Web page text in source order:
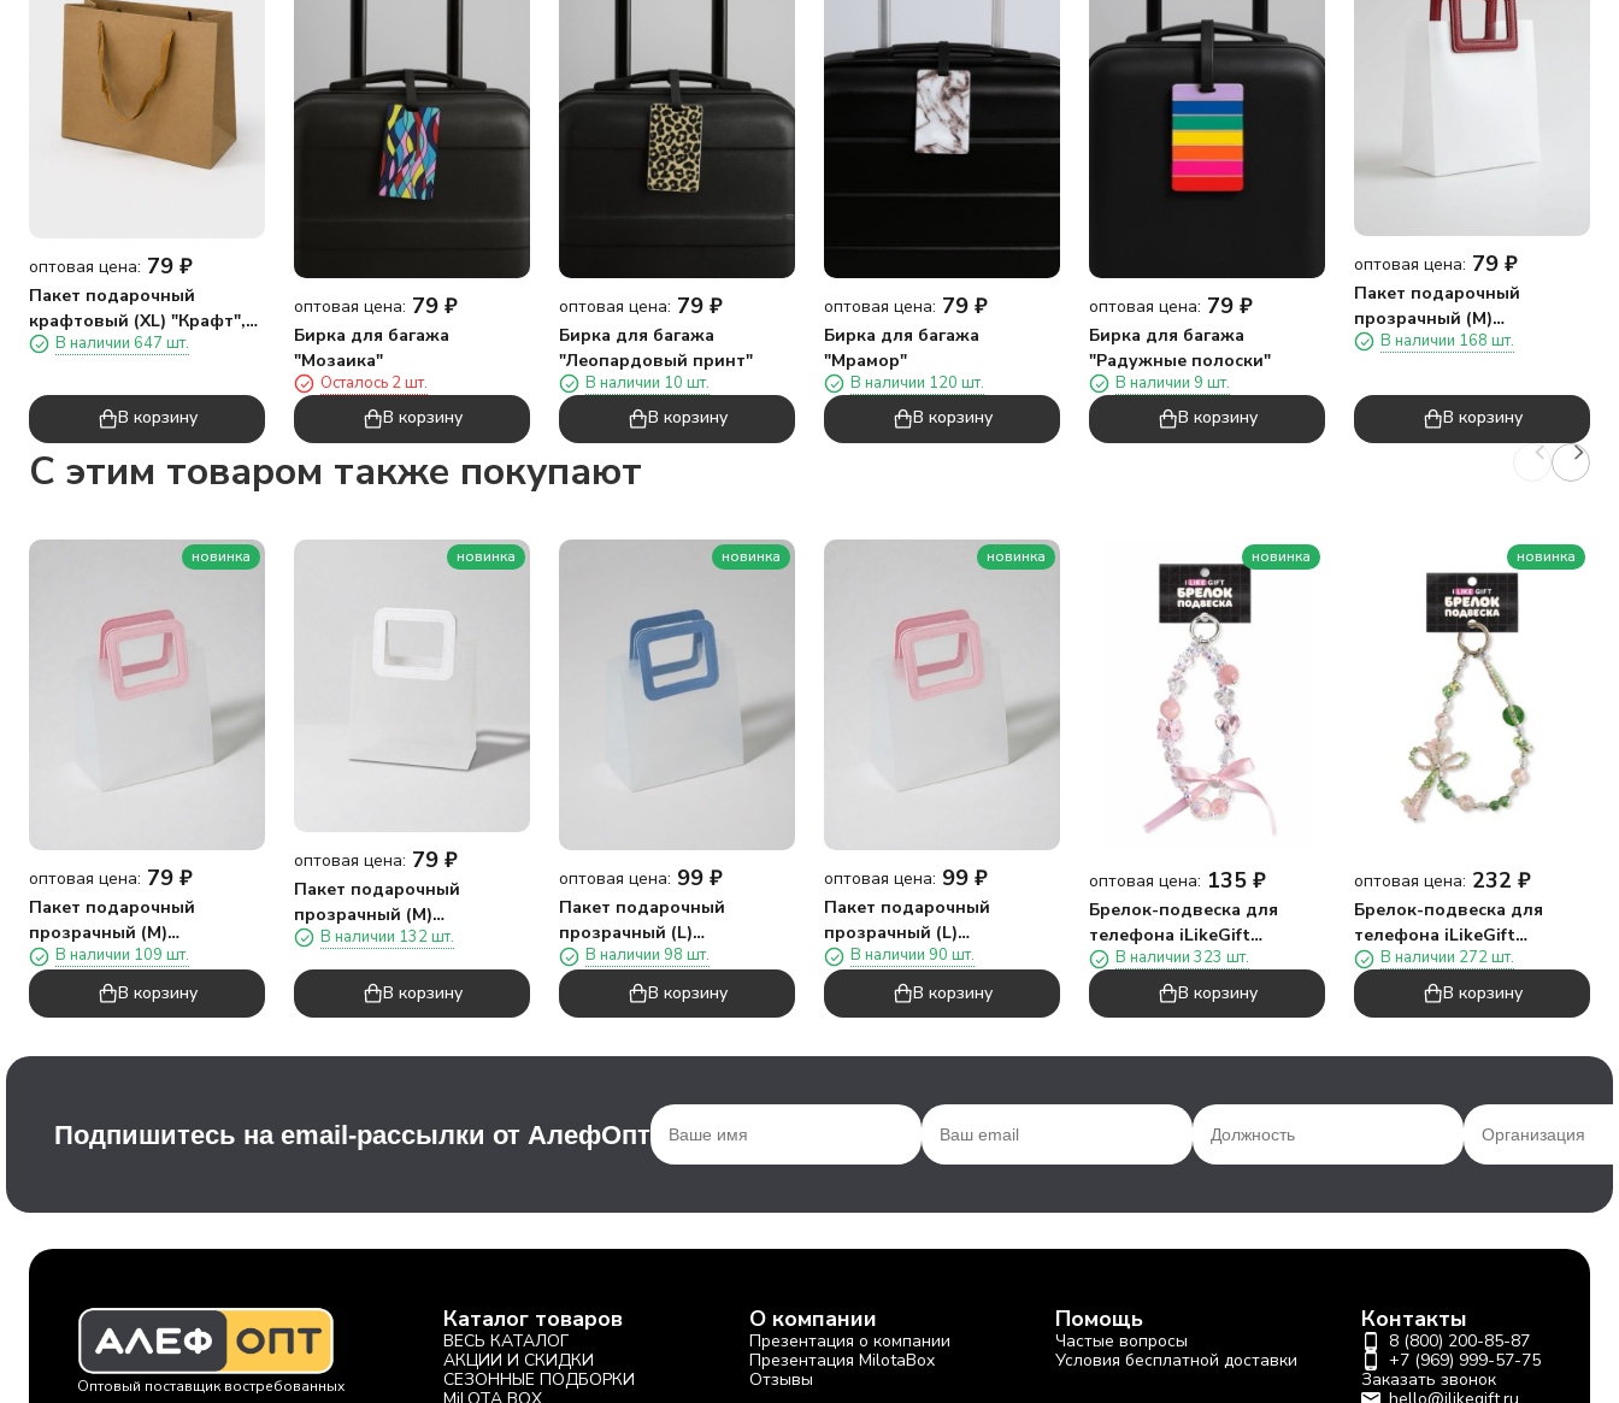
оптовая цена: 79 ₽
Пакет подарочный
крафтовый (XL) "Крафт",
горизонтальный
В наличии 647 шт.
В корзину
оптовая цена: 79 ₽
Бирка для багажа
"Мозаика"
Осталось 2 шт.
В корзину
оптовая цена: 79 ₽
Бирка для багажа
"Леопардовый принт"
В наличии 10 шт.
В корзину
оптовая цена: 79 ₽
Бирка для багажа
"Мрамор"
В наличии 120 шт.
В корзину
оптовая цена: 79 ₽
Бирка для багажа
"Радужные полоски"
В наличии 9 шт.
В корзину
оптовая цена: 79 ₽
Пакет подарочный
прозрачный (M)
"Квадратная ручка один",
(22*21*10)
В наличии 168 шт.
В корзину
C этим товаром также покупают
новинка
оптовая цена: 79 ₽
Пакет подарочный
прозрачный (M)
"Квадратная ручка
четыре", вертикальный,
розовый (22*21*10)
В наличии 109 шт.
В корзину
новинка
оптовая цена: 79 ₽
Пакет подарочный
прозрачный (M)
"Квадратная ручка пять",
вертикальный, белый
(22*21*10)
В наличии 132 шт.
В корзину
новинка
оптовая цена: 99 ₽
Пакет подарочный
прозрачный (L)
"Квадратная ручка три",
вертикальный, синий
(28*23*11)
В наличии 98 шт.
В корзину
новинка
оптовая цена: 99 ₽
Пакет подарочный
прозрачный (L)
"Квадратная ручка
четыре", вертикальный,
розовый (28*23*11)
В наличии 90 шт.
В корзину
новинка
оптовая цена: 135 ₽
Брелок-подвеска для
телефона iLikeGift
"Кристалл", 21 х 5 см
В наличии 323 шт.
В корзину
новинка
оптовая цена: 232 ₽
Брелок-подвеска для
телефона iLikeGift
"Кристалл", 21 х 5 см
В наличии 272 шт.
В корзину
Подпишитесь на email-рассылки от АлефОпт
Оптовый поставщик востребованных
Каталог товаров
ВЕСЬ КАТАЛОГ
АКЦИИ И СКИДКИ
СЕЗОННЫЕ ПОДБОРКИ
О компании
Презентация о компании
Презентация MilotaBox
Отзывы
Помощь
Частые вопросы
Условия бесплатной доставки
Контакты
8 (800) 200-85-87
+7 (969) 999-57-75
Заказать звонок